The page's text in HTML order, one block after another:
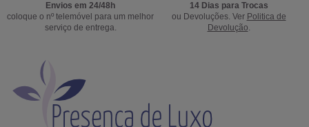
Envios em 24/48h
coloque o nº telemóvel para um melhor
serviço de entrega.
14 Dias para Trocas
ou Devoluções. Ver Politica de
Devolução.